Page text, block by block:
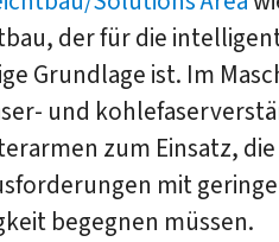
der für die
Grundlage ist. Im
und
zum Einsatz,
mit
begegnen müssen.